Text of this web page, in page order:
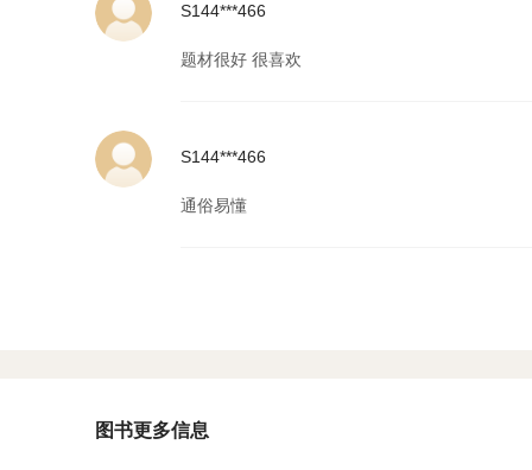
S144***466
题材很好 很喜欢
S144***466
通俗易懂
图书更多信息